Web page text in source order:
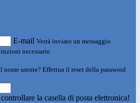
E-mail Verrà inviato un messaggio
necessarie.
nome utente? Effettua il reset della password
la casella di posta elettronica!